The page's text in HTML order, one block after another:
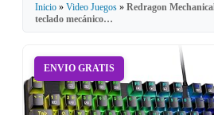
Inicio » Video Juegos » Redragon
teclado mecánico…
ENVIO GRATIS